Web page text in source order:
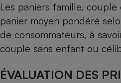
Les paniers famille,
panier moyen pondéré
de consommateurs, à
couple sans enfant ou
ÉVALUATION DES